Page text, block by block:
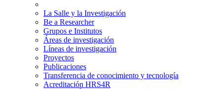
La Salle y la Investigación
Be a Researcher
Grupos e Institutos
Áreas de investigación
Líneas de investigación
Proyectos
Publicaciones
Transferencia de conocimiento y tecnología
Acreditación HRS4R